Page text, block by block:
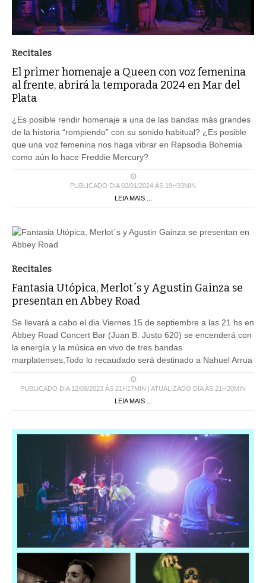
Recitales
El primer homenaje a Queen con voz femenina
al frente, abrirá la temporada 2024 en Mar del
Plata
¿Es posible rendir homenaje a una de las bandas más grandes
de la historia “rompiendo” con su sonido habitual? ¿Es posible
que una voz femenina nos haga vibrar en Rapsodia Bohemia
como aún lo hace Freddie Mercury?
PUBLICADO DIA 02/01/2024 ÀS 19H33MIN
LEIA MAIS ...
Recitales
Fantasia Utópica, Merlot´s y Agustin Gainza se
presentan en Abbey Road
Se llevará a cabo el dia Viernes 15 de septiembre a las 21 hs en
Abbey Road Concert Bar (Juan B. Justo 620) se encenderá con
la energía y la música en vivo de tres bandas
marplatenses,Todo lo recaudado será destinado a Nahuel Arrua
PUBLICADO DIA 12/09/2023 ÀS 21H17MIN | ATUALIZADO DIA ÀS 21H20MIN
LEIA MAIS ...